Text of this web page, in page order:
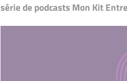
série de podcasts Mon Kit